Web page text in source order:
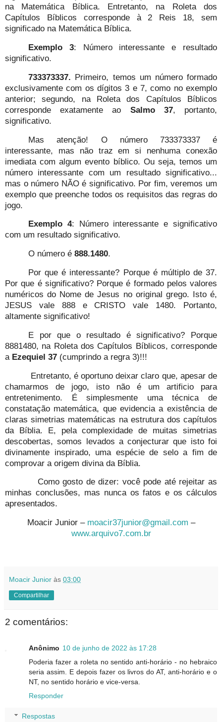
na Matemática Bíblica. Entretanto, na Roleta dos
Capítulos Bíblicos corresponde à 2 Reis 18, sem
significado na Matemática Bíblica.
Exemplo 3: Número interessante e resultado
significativo.
733373337. Primeiro, temos um número formado
exclusivamente com os dígitos 3 e 7, como no exemplo
anterior; segundo, na Roleta dos Capítulos Bíblicos
corresponde exatamente ao Salmo 37, portanto,
significativo.
Mas atenção! O número 733373337 é
interessante, mas não traz em si nenhuma conexão
imediata com algum evento bíblico. Ou seja, temos um
número interessante com um resultado significativo...
mas o número NÃO é significativo. Por fim, veremos um
exemplo que preenche todos os requisitos das regras do
jogo.
Exemplo 4: Número interessante e significativo
com um resultado significativo.
O número é888.1480.
Por que é interessante? Porque é múltiplo de 37.
Por que é significativo? Porque é formado pelos valores
numéricos do Nome de Jesus no original grego. Isto é,
JESUS vale 888 e CRISTO vale 1480. Portanto,
altamente significativo!
E por que o resultado é significativo? Porque
8881480, na Roleta dos Capítulos Bíblicos, corresponde
a Ezequiel 37 (cumprindo a regra 3)!!!
Entretanto, é oportuno deixar claro que, apesar de
chamarmos de jogo, isto não é um artificio para
entretenimento. É simplesmente uma técnica de
constatação matemática, que evidencia a existência de
claras simetrias matemáticas na estrutura dos capítulos
da Bíblia. E, pela complexidade de muitas simetrias
descobertas, somos levados a conjecturar que isto foi
divinamente inspirado, uma espécie de selo a fim de
comprovar a origem divina da Bíblia.
Como gosto de dizer: você pode até rejeitar as
minhas conclusões, mas nunca os fatos e os cálculos
apresentados.
Moacir Junior – moacir37junior@gmail.com –
www.arquivo7.com.br
Moacir Junior às 03:00
Compartilhar
2 comentários:
Anônimo 10 de junho de 2022 às 17:28
Poderia fazer a roleta no sentido anti-horário - no hebraico
seria assim. E depois fazer os livros do AT, anti-horário e o
NT, no sentido horário e vice-versa.
Responder
Respostas